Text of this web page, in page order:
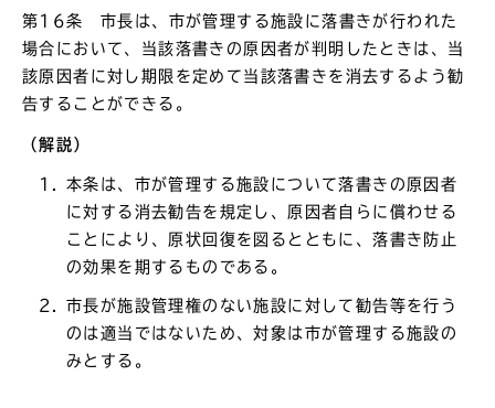
第16条 市長は、市が管理する施設に落書きが行われた
場合において、当該落書きの原因者が判明したときは、当
該原因者に対し期限を定めて当該落書きを消去するよう勧
告することができる。
（解説）
本条は、市が管理する施設について落書きの原因者
に対する消去勧告を規定し、原因者自らに償わせる
ことにより、原状回復を図るとともに、落書き防止
の効果を期するものである。
市長が施設管理権のない施設に対して勧告等を行う
のは適当ではないため、対象は市が管理する施設の
みとする。